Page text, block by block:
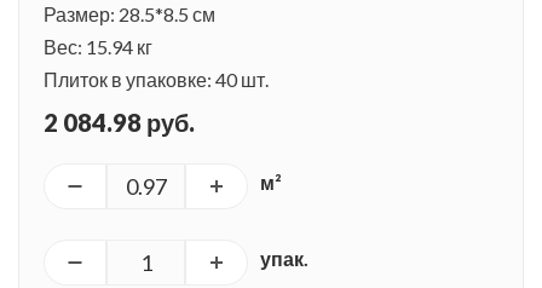
Размер: 28.5*8.5 см
Вес: 15.94 кг
Плиток в упаковке: 40 шт.
2 084.98 руб.
м²
упак.